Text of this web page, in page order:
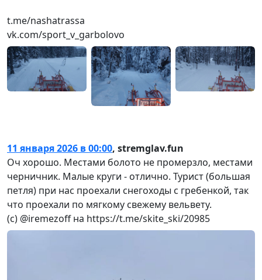
t.me/nashatrassa
vk.com/sport_v_garbolovo
11 января 2026 в 00:00, stremglav.fun
Оч хорошо. Местами болото не промерзло, местами
черничник. Малые круги - отлично. Турист (большая
петля) при нас проехали снегоходы с гребенкой, так
что проехали по мягкому свежему вельвету.
(с) @iremezoff на https://t.me/skite_ski/20985